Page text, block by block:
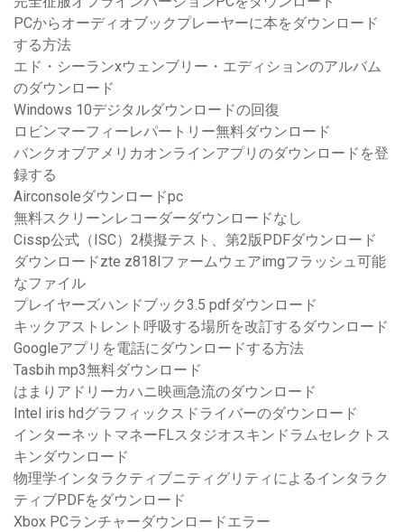
PCからオーディオブックプレーヤーに本をダウンロード
する方法
エド・シーランxウェンブリー・エディションのアルバム
のダウンロード
Windows 10デジタルダウンロードの回復
ロビンマーフィーレパートリー無料ダウンロード
バンクオブアメリカオンラインアプリのダウンロードを登
録する
Airconsoleダウンロードpc
無料スクリーンレコーダーダウンロードなし
Cissp公式（ISC）2模擬テスト、第2版PDFダウンロード
ダウンロードzte z818lファームウェアimgフラッシュ可能
なファイル
プレイヤーズハンドブック3.5 pdfダウンロード
キックアストレント呼吸する場所を改訂するダウンロード
Googleアプリを電話にダウンロードする方法
Tasbih mp3無料ダウンロード
はまりアドリーカハニ映画急流のダウンロード
Intel iris hdグラフィックスドライバーのダウンロード
インターネットマネーFLスタジオスキンドラムセレクトス
キンダウンロード
物理学インタラクティブニティグリティによるインタラク
ティブPDFをダウンロード
Xbox PCランチャーダウンロードエラー